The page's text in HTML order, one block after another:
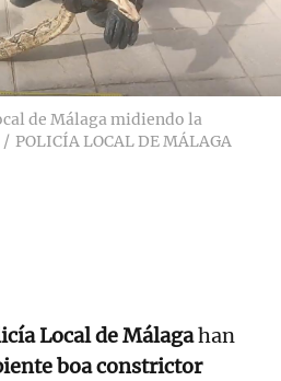
de Málaga midiendo la
POLICÍA LOCAL DE MÁLAGA
Local de Málagahan
boa constrictor